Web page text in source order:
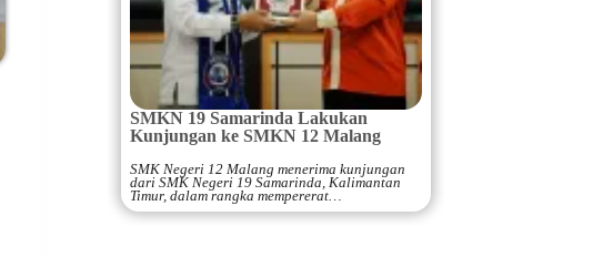
SMKN 19 Samarinda Lakukan
Kunjungan ke SMKN 12 Malang
SMK Negeri 12 Malang menerima kunjungan
dari SMK Negeri 19 Samarinda, Kalimantan
Timur, dalam rangka mempererat…